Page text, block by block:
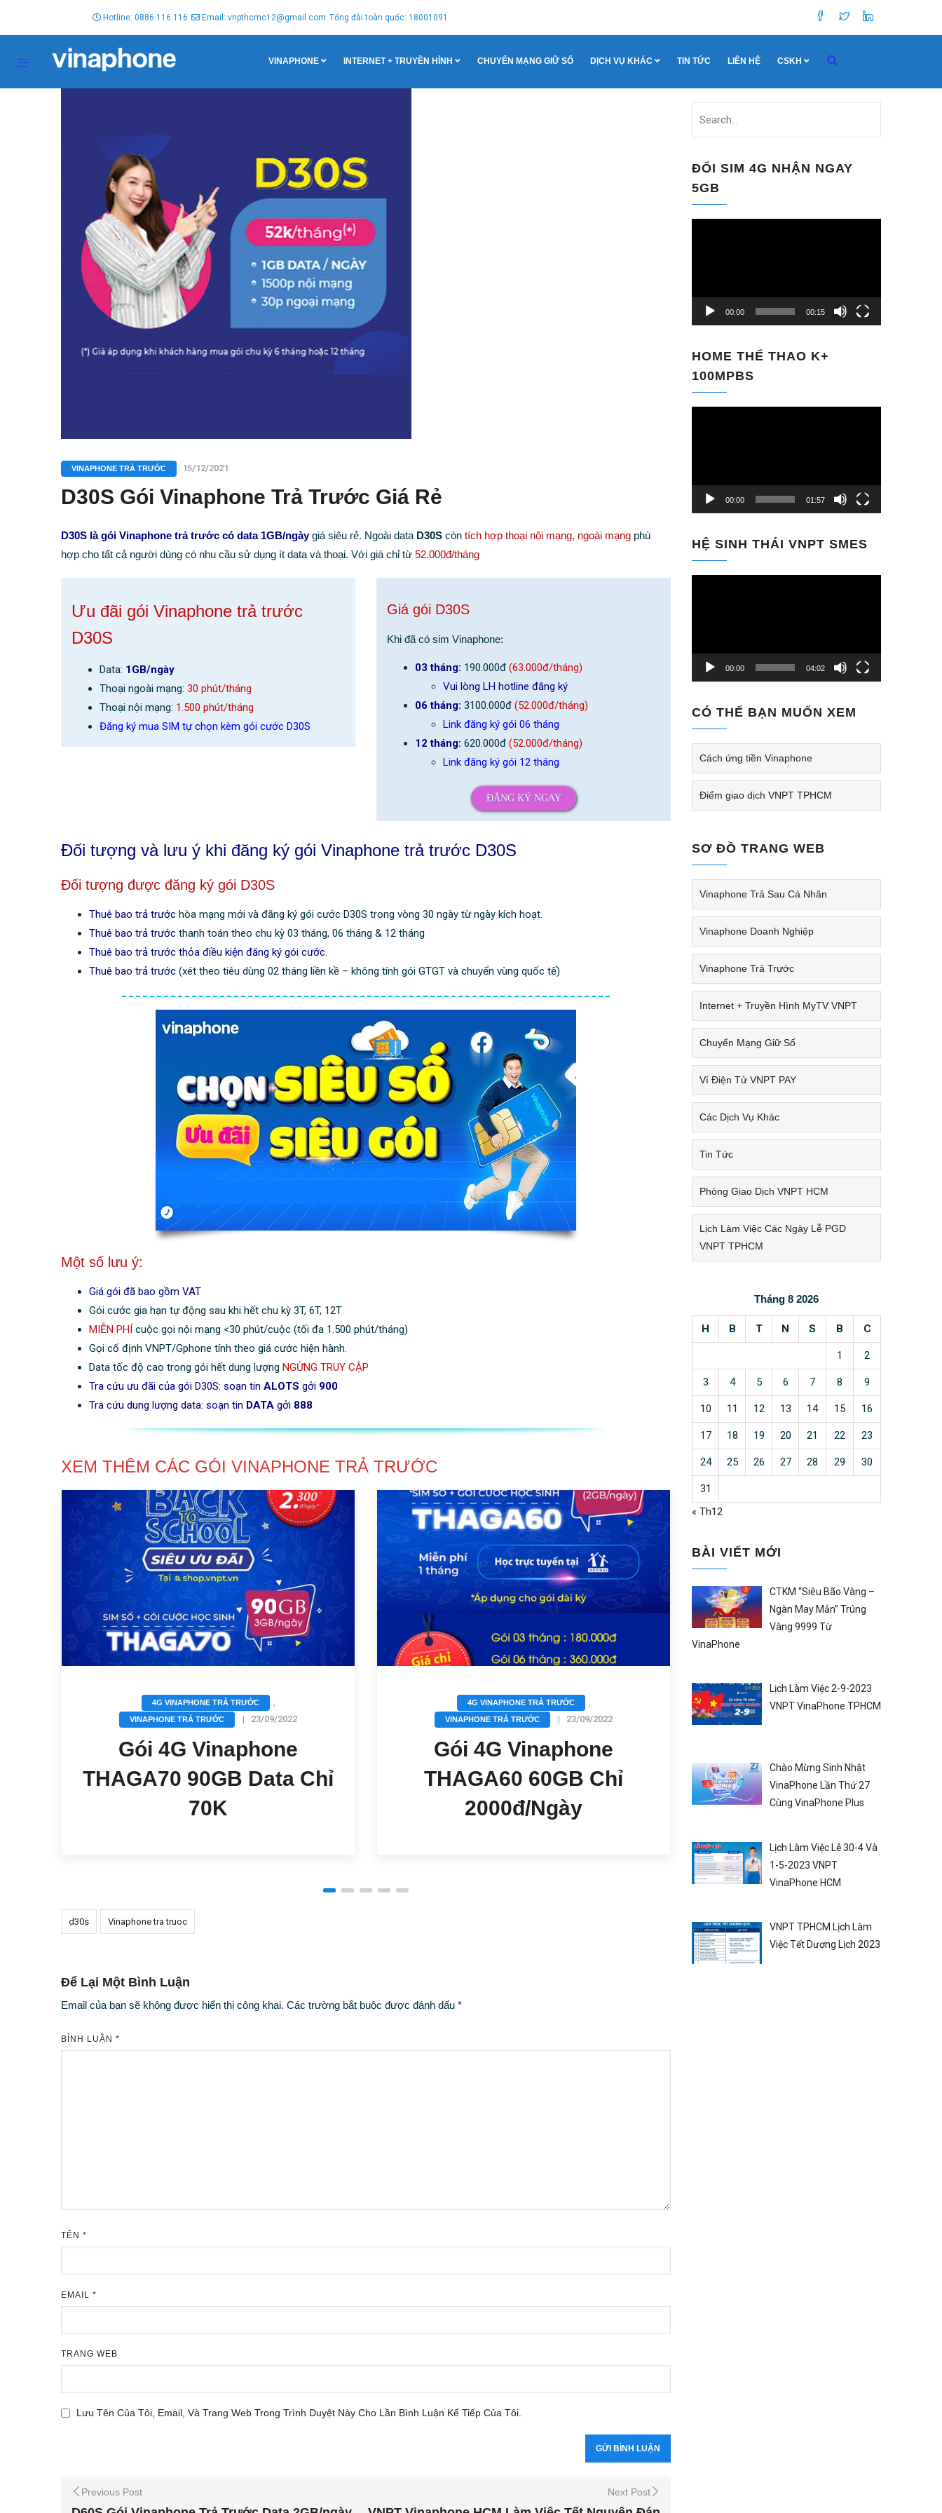
Hotline: 0886.116.116 Email: vnpthcmc12@gmail.com Tổng đài toàn quốc: 18001091
VINAPHONE INTERNET + TRUYỀN HÌNH CHUYỂN MẠNG GIỮ SỐ DỊCH VỤ KHÁC TIN TỨC LIÊN HỆ CSKH
VINAPHONE TRẢ TRƯỚC 15/12/2021
D30S Gói Vinaphone Trả Trước Giá Rẻ
D30S là gói Vinaphone trả trước có data 1GB/ngàygiá siêu rẻ. Ngoài data D30S còn tích hợp thoại nội mạng, ngoài mạng phù
hợp cho tất cả người dùng có nhu cầu sử dụng ít data và thoại. Với giá chỉ từ 52.000đ/tháng
Ưu đãi gói Vinaphone trả trước
D30S
Data: 1GB/ngày
Thoại ngoài mạng: 30 phút/tháng
Thoại nội mạng: 1.500 phút/tháng
Đăng ký mua SIM tự chọn kèm gói cước D30S
Giá gói D30S
Khi đã có sim Vinaphone:
03 tháng: 190.000đ (63.000đ/tháng)
Vui lòng LH hotline đăng ký
06 tháng: 3100.000đ (52.000đ/tháng)
Link đăng ký gói 06 tháng
12 tháng: 620.000đ (52.000đ/tháng)
Link đăng ký gói 12 tháng
ĐĂNG KÝ NGAY
Đối tượng và lưu ý khi đăng ký gói Vinaphone trả trước D30S
Đối tượng được đăng ký gói D30S
Thuê bao trả trước hòa mạng mới và đăng ký gói cước D30S trong vòng 30 ngày từ ngày kích hoạt.
Thuê bao trả trước thanh toán theo chu kỳ 03 tháng, 06 tháng & 12 tháng
Thuê bao trả trước thỏa điều kiện đăng ký gói cước.
Thuê bao trả trước (xét theo tiêu dùng 02 tháng liền kề – không tính gói GTGT và chuyển vùng quốc tế)
Một số lưu ý:
Giá gói đã bao gồm VAT
Gói cước gia hạn tự động sau khi hết chu kỳ 3T, 6T, 12T
MIỄN PHÍ cuộc gọi nội mạng <30 phút/cuộc (tối đa 1.500 phút/tháng)
Gọi cố định VNPT/Gphone tính theo giá cước hiện hành.
Data tốc độ cao trong gói hết dung lượng NGỪNG TRUY CẬP
Tra cứu ưu đãi của gói D30S: soạn tin ALOTS gởi 900
Tra cứu dung lượng data: soạn tin DATA gởi 888
XEM THÊM CÁC GÓI VINAPHONE TRẢ TRƯỚC
4G VINAPHONE TRẢ TRƯỚC
VINAPHONE TRẢ TRƯỚC | 23/09/2022
Gói 4G Vinaphone
THAGA70 90GB Data Chỉ
70K
4G VINAPHONE TRẢ TRƯỚC
VINAPHONE TRẢ TRƯỚC | 23/09/2022
Gói 4G Vinaphone
THAGA60 60GB Chỉ
2000đ/Ngày
VINAPHONE TRẢ TRƯỚC
SCLUB Vinaphone
Kèm Gói Cước Siêu
Đãi
d30s Vinaphone tra truoc
Để Lại Một Bình Luận
Email của bạn sẽ không được hiển thị công khai. Các trường bắt buộc được đánh dấu *
BÌNH LUẬN *
TÊN *
EMAIL *
TRANG WEB
Lưu Tên Của Tôi, Email, Và Trang Web Trong Trình Duyệt Này Cho Lần Bình Luận Kế Tiếp Của Tôi.
Previous Post Next Post
ĐỔI SIM 4G NHẬN NGAY
5GB
00:00 00:15
HOME THỂ THAO K+
100MPBS
00:00 01:57
HỆ SINH THÁI VNPT SMES
00:00 04:02
CÓ THỂ BẠN MUỐN XEM
Cách ứng tiền Vinaphone
Điểm giao dịch VNPT TPHCM
SƠ ĐỒ TRANG WEB
Vinaphone Trả Sau Cá Nhân
Vinaphone Doanh Nghiệp
Vinaphone Trả Trước
Internet + Truyền Hình MyTV VNPT
Chuyển Mạng Giữ Số
Ví Điện Tử VNPT PAY
Các Dịch Vụ Khác
Tin Tức
Phòng Giao Dịch VNPT HCM
Lịch Làm Việc Các Ngày Lễ PGD
VNPT TPHCM
Tháng 8 2026
H B T N S B C
1 2
3 4 5 6 7 8 9
10 11 12 13 14 15 16
17 18 19 20 21 22 23
24 25 26 27 28 29 30
31
« Th12
BÀI VIẾT MỚI
CTKM “Siêu Bão Vàng –
Ngàn May Mắn” Trúng
Vàng 9999 Từ
VinaPhone
Lịch Làm Việc 2-9-2023
VNPT VinaPhone TPHCM
Chào Mừng Sinh Nhật
VinaPhone Lần Thứ 27
Cùng VinaPhone Plus
Lịch Làm Việc Lễ 30-4 Và
1-5-2023 VNPT
VinaPhone HCM
VNPT TPHCM Lịch Làm
Việc Tết Dương Lịch 2023